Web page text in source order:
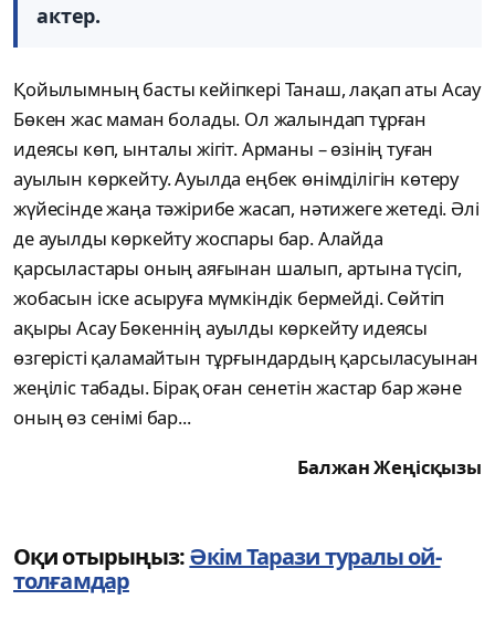
актер.
Қойылымның басты кейіпкері Танаш, лақап аты Асау
Бөкен жас маман болады. Ол жалындап тұрған
идеясы көп, ынталы жігіт. Арманы – өзінің туған
ауылын көркейту. Ауылда еңбек өнімділігін көтеру
жүйесінде жаңа тәжірибе жасап, нәтижеге жетеді. Әлі
де ауылды көркейту жоспары бар. Алайда
қарсыластары оның аяғынан шалып, артына түсіп,
жобасын іске асыруға мүмкіндік бермейді. Сөйтіп
ақыры Асау Бөкеннің ауылды көркейту идеясы
өзгерісті қаламайтын тұрғындардың қарсыласуынан
жеңіліс табады. Бірақ оған сенетін жастар бар және
оның өз сенімі бар...
Балжан Жеңісқызы
Оқи отырыңыз:Әкім Тарази туралы ой-
толғамдар